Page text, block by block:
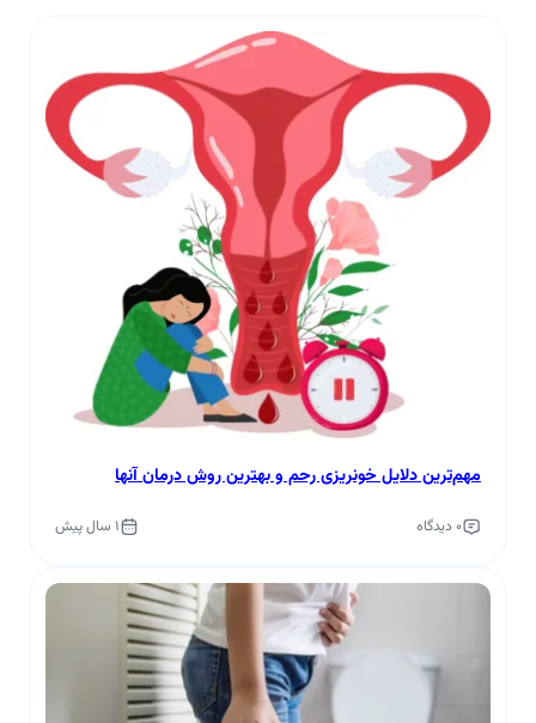
مهم‌ترین دلایل خونریزی رحم و بهترین روش درمان آنها
0 دیدگاه 1 سال پیش